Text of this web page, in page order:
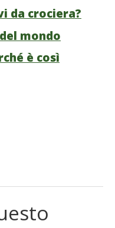
da crociera?
mondo
è così